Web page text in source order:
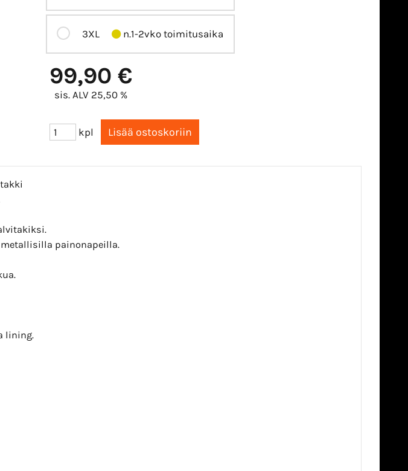
3XL n.1-2vko toimitusaika
99,90 €
sis. ALV 25,50 %
kpl
painonapeilla.
lining.